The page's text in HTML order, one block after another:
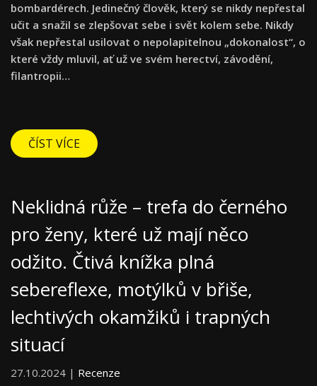
bombardérech. Jedinečný člověk, který se nikdy nepřestal
učit a snažil se zlepšovat sebe i svět kolem sebe. Nikdy
však nepřestal usilovat o nepolapitelnou „dokonalost“, o
které vždy mluvil, ať už ve svém herectví, závodění,
filantropii…
ČÍST VÍCE
Neklidná růže – trefa do černého
pro ženy, které už mají něco
odžito. Čtivá knížka plná
sebereflexe, motýlků v břiše,
lechtivých okamžiků i trapných
situací
27.10.2024 | Recenze